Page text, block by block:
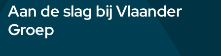
Aan de slag bij Vlaander
Groep